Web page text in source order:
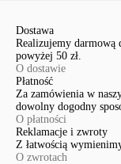
Dostawa
Realizujemy darmową
powyżej 50 zł.
O dostawie
Płatność
Za zamówienia w
dowolny dogodny
O płatności
Reklamacje i zwroty
Z łatwością
O zwrotach